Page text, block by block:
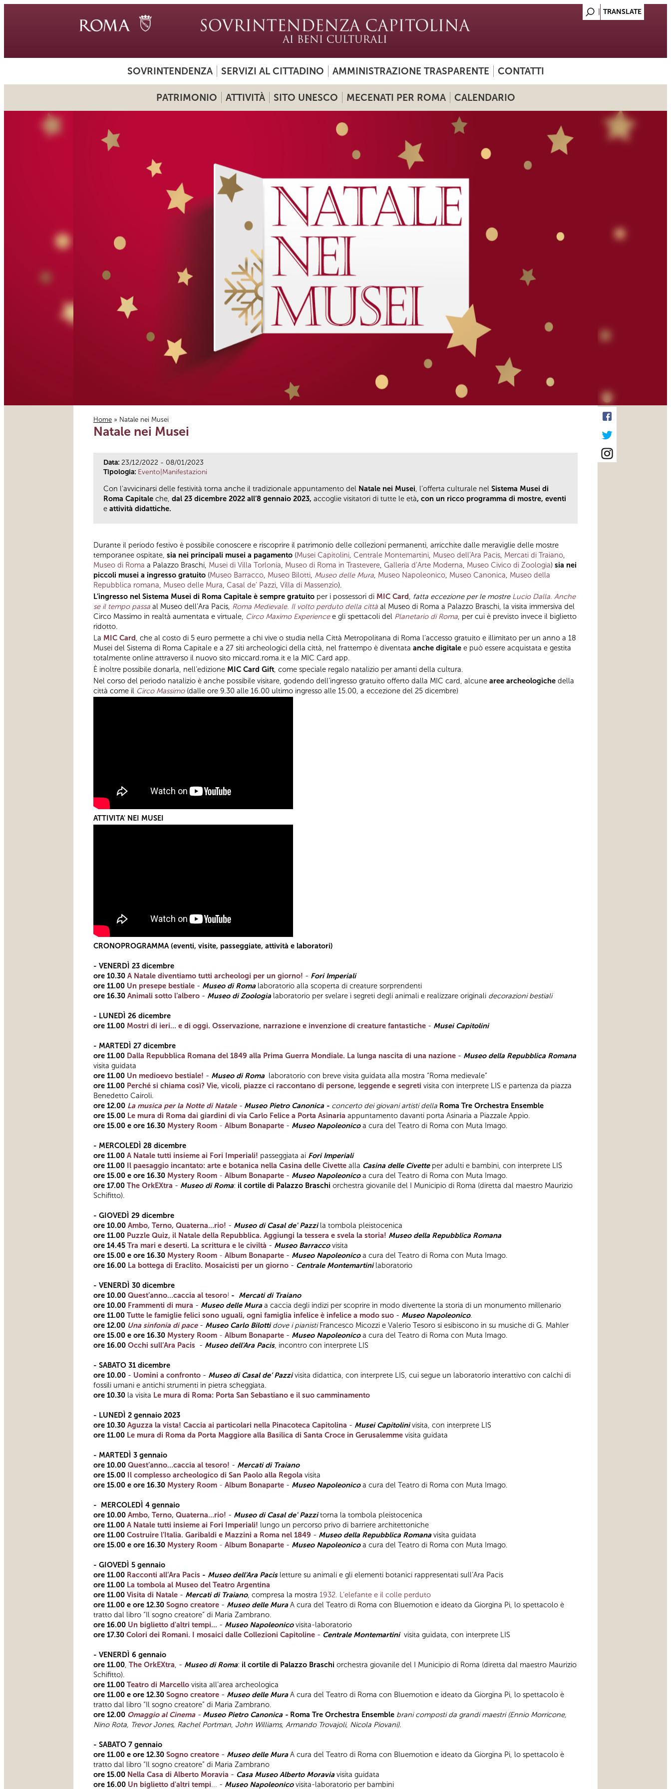
SOVRINTENDENZA SERVIZI AL CITTADINO AMMINISTRAZIONE TRASPARENTE CONTATTI
PATRIMONIO ATTIVITÀ SITO UNESCO MECENATI PER ROMA CALENDARIO
Tu sei qui
Home » Natale nei Musei
Natale nei Musei
Data: 23/12/2022 - 08/01/2023
Tipologia: Evento|Manifestazioni
Con l'avvicinarsi delle festività torna anche il tradizionale appuntamento del Natale nei Musei, l’offerta culturale nel Sistema Musei di
Roma Capitale che, dal 23 dicembre 2022 all’8 gennaio 2023, accoglie visitatori di tutte le età, con un ricco programma di mostre, eventi
e attività didattiche.
Durante il periodo festivo è possibile conoscere e riscoprire il patrimonio delle collezioni permanenti, arricchite dalle meraviglie delle mostre
temporanee ospitate, sia nei principali musei a pagamento (Musei Capitolini, Centrale Montemartini, Museo dell'Ara Pacis, Mercati di Traiano,
Museo di Roma a Palazzo Braschi, Musei di Villa Torlonia, Museo di Roma in Trastevere, Galleria d’Arte Moderna, Museo Civico di Zoologia) sia nei
piccoli musei a ingresso gratuito (Museo Barracco, Museo Bilotti, Museo delle Mura, Museo Napoleonico, Museo Canonica, Museo della
Repubblica romana, Museo delle Mura, Casal de’ Pazzi, Villa di Massenzio).
L’ingresso nel Sistema Musei di Roma Capitale è sempre gratuito per i possessori di MIC Card, fatta eccezione per le mostre Lucio Dalla. Anche
se il tempo passa al Museo dell’Ara Pacis, Roma Medievale. Il volto perduto della città al Museo di Roma a Palazzo Braschi, la visita immersiva del
Circo Massimo in realtà aumentata e virtuale, Circo Maximo Experiencee gli spettacoli del Planetario di Roma, per cui è previsto invece il biglietto
ridotto.
La MIC Card, che al costo di 5 euro permette a chi vive o studia nella Città Metropolitana di Roma l’accesso gratuito e illimitato per un anno a 18
Musei del Sistema di Roma Capitale e a 27 siti archeologici della città, nel frattempo è diventata anche digitale e può essere acquistata e gestita
totalmente online attraverso il nuovo sito miccard.roma.it e la MIC Card app.
È inoltre possibile donarla, nell’edizione MIC Card Gift, come speciale regalo natalizio per amanti della cultura.
Nel corso del periodo natalizio è anche possibile visitare, godendo dell’ingresso gratuito offerto dalla MIC card, alcune aree archeologiche della
città come il Circo Massimo(dalle ore 9.30 alle 16.00 ultimo ingresso alle 15.00, a eccezione del 25 dicembre)
ATTIVITA' NEI MUSEI
CRONOPROGRAMMA (eventi, visite, passeggiate, attività e laboratori)
- VENERDÌ 23 dicembre
ore 10.30 A Natale diventiamo tutti archeologi per un giorno! - Fori Imperiali
ore 11.00 Un presepe bestiale - Museo di Roma laboratorio alla scoperta di creature sorprendenti
ore 16.30 Animali sotto l’albero - Museo di Zoologia laboratorio per svelare i segreti degli animali e realizzare originali decorazioni bestiali
- LUNEDÌ 26 dicembre
ore 11.00 Mostri di ieri… e di oggi. Osservazione, narrazione e invenzione di creature fantastiche - Musei Capitolini
- MARTEDÌ 27 dicembre
ore 11.00 Dalla Repubblica Romana del 1849 alla Prima Guerra Mondiale. La lunga nascita di una nazione - Museo della Repubblica Romana
visita guidata
ore 11.00 Un medioevo bestiale! - Museo di Roma laboratorio con breve visita guidata alla mostra “Roma medievale”
ore 11.00 Perché si chiama così? Vie, vicoli, piazze ci raccontano di persone, leggende e segreti visita con interprete LIS e partenza da piazza
Benedetto Cairoli.
ore 12.00 La musica per la Notte di Natale- Museo Pietro Canonica - concerto dei giovani artisti della Roma Tre Orchestra Ensemble
ore 15.00 Le mura di Roma dai giardini di via Carlo Felice a Porta Asinaria appuntamento davanti porta Asinaria a Piazzale Appio.
ore 15.00 e ore 16.30 Mystery Room - Album Bonaparte - Museo Napoleonicoa cura del Teatro di Roma con Muta Imago.
- MERCOLEDÌ 28 dicembre
ore 11.00 A Natale tutti insieme ai Fori Imperiali! passeggiata ai Fori Imperiali
ore 11.00 Il paesaggio incantato: arte e botanica nella Casina delle Civette alla Casina delle Civette per adulti e bambini, con interprete LIS
ore 15.00 e ore 16.30 Mystery Room - Album Bonaparte - Museo Napoleonicoa cura del Teatro di Roma con Muta Imago.
ore 17.00 The OrkEXtra - Museo di Roma: il cortile di Palazzo Braschi orchestra giovanile del I Municipio di Roma (diretta dal maestro Maurizio
Schifitto).
- GIOVEDÌ 29 dicembre
ore 10.00 Ambo, Terno, Quaterna…rio! - Museo di Casal de' Pazzila tombola pleistocenica
ore 11.00 Puzzle Quiz, il Natale della Repubblica. Aggiungi la tessera e svela la storia! Museo della Repubblica Romana
ore 14.45 Tra mari e deserti. La scrittura e le civiltà - Museo Barraccovisita
ore 15.00 e ore 16.30 Mystery Room - Album Bonaparte - Museo Napoleonicoa cura del Teatro di Roma con Muta Imago.
ore 16.00 La bottega di Eraclito. Mosaicisti per un giorno - Centrale Montemartinilaboratorio
- VENERDÌ 30 dicembre
ore 10.00 Quest’anno…caccia al tesoro! - Mercati di Traiano
ore 10.00 Frammenti di mura - Museo delle Mura a caccia degli indizi per scoprire in modo divertente la storia di un monumento millenario
ore 11.00 Tutte le famiglie felici sono uguali, ogni famiglia infelice è infelice a modo suo - Museo Napoleonico.
ore 12.00 Una sinfonia di pace- Museo Carlo Bilottidove i pianistiFrancesco Micozzi e Valerio Tesoro si esibiscono in su musiche di G. Mahler
ore 15.00 e ore 16.30 Mystery Room - Album Bonaparte - Museo Napoleonicoa cura del Teatro di Roma con Muta Imago.
ore 16.00 Occhi sull’Ara Pacis - Museo dell'Ara Pacis, incontro con interprete LIS
- SABATO 31 dicembre
ore 10.00 - Uomini a confronto - Museo di Casal de’ Pazzivisita didattica, con interprete LIS, cui segue un laboratorio interattivo con calchi di
fossili umani e antichi strumenti in pietra scheggiata.
ore 10.30 la visita Le mura di Roma: Porta San Sebastiano e il suo camminamento
- LUNEDÌ 2 gennaio 2023
ore 10.30 Aguzza la vista! Caccia ai particolari nella Pinacoteca Capitolina - Musei Capitolinivisita, con interprete LIS
ore 11.00 Le mura di Roma da Porta Maggiore alla Basilica di Santa Croce in Gerusalemme visita guidata
- MARTEDÌ 3 gennaio
ore 10.00 Quest’anno…caccia al tesoro! - Mercati di Traiano
ore 15.00 Il complesso archeologico di San Paolo alla Regola visita
ore 15.00 e ore 16.30 Mystery Room - Album Bonaparte - Museo Napoleonicoa cura del Teatro di Roma con Muta Imago.
- MERCOLEDÌ 4 gennaio
ore 10.00 Ambo, Terno, Quaterna…rio! - Museo di Casal de' Pazzitorna la tombola pleistocenica
ore 11.00 A Natale tutti insieme ai Fori Imperiali! lungo un percorso privo di barriere architettoniche
ore 11.00 Costruire l’Italia. Garibaldi e Mazzini a Roma nel 1849 - Museo della Repubblica Romana visita guidata
ore 15.00 e ore 16.30 Mystery Room - Album Bonaparte - Museo Napoleonicoa cura del Teatro di Roma con Muta Imago.
- GIOVEDÌ 5 gennaio
ore 11.00 Racconti all’Ara Pacis - Museo dell'Ara Pacis letture su animali e gli elementi botanici rappresentati sull’Ara Pacis
ore 11.00 La tombola al Museo del Teatro Argentina
ore 11.00 Visita di Natale - Mercati di Traiano, compresa la mostra 1932. L’elefante e il colle perduto
ore 11.00 e ore 12.30 Sogno creatore - Museo delle Mura A cura del Teatro di Roma con Bluemotion e ideato da Giorgina Pi, lo spettacolo è
tratto dal libro “Il sogno creatore” di Maria Zambrano.
ore 16.00 Un biglietto d'altri tempi... - Museo Napoleonicovisita-laboratorio
ore 17.30 Colori dei Romani. I mosaici dalle Collezioni Capitoline - Centrale Montemartinivisita guidata, con interprete LIS
- VENERDÌ 6 gennaio
ore 11.00, The OrkEXtra, - Museo di Roma: il cortile di Palazzo Braschi orchestra giovanile del I Municipio di Roma (diretta dal maestro Maurizio
Schifitto).
ore 11.00 Teatro di Marcello visita all’area archeologica
ore 11.00 e ore 12.30 Sogno creatore - Museo delle Mura A cura del Teatro di Roma con Bluemotion e ideato da Giorgina Pi, lo spettacolo è
tratto dal libro “Il sogno creatore” di Maria Zambrano.
ore 12.00 Omaggio al Cinema - Museo Pietro Canonica - Roma Tre Orchestra Ensemble brani composti da grandi maestri (Ennio Morricone,
Nino Rota, Trevor Jones, Rachel Portman, John Williams, Armando Trovajoli, Nicola Piovani).
- SABATO 7 gennaio
ore 11.00 e ore 12.30 Sogno creatore - Museo delle Mura A cura del Teatro di Roma con Bluemotion e ideato da Giorgina Pi, lo spettacolo è
tratto dal libro “Il sogno creatore” di Maria Zambrano
ore 15.00 Nella Casa di Alberto Moravia - Casa Museo Alberto Moravia visita guidata
ore 16.00 Un biglietto d'altri tempi... - Museo Napoleonicovisita-laboratorio per bambini